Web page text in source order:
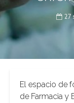
27
El espacio de
de Farmacia y